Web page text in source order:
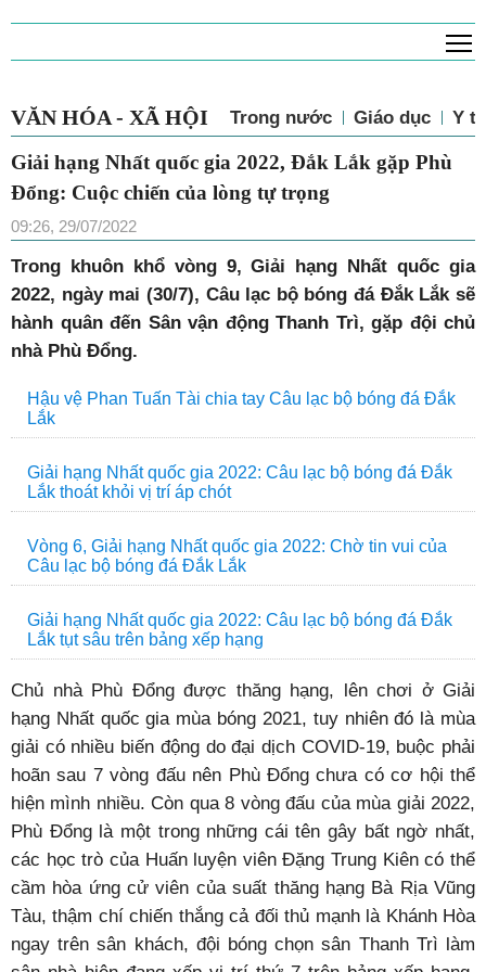
VĂN HÓA - XÃ HỘI Trong nước Giáo dục Y tế
Giải hạng Nhất quốc gia 2022, Đắk Lắk gặp Phù
Đổng: Cuộc chiến của lòng tự trọng
09:26, 29/07/2022
Trong khuôn khổ vòng 9, Giải hạng Nhất quốc gia
2022, ngày mai (30/7), Câu lạc bộ bóng đá Đắk Lắk sẽ
hành quân đến Sân vận động Thanh Trì, gặp đội chủ
nhà Phù Đổng.
Hậu vệ Phan Tuấn Tài chia tay Câu lạc bộ bóng đá Đắk
Lắk
Giải hạng Nhất quốc gia 2022: Câu lạc bộ bóng đá Đắk
Lắk thoát khỏi vị trí áp chót
Vòng 6, Giải hạng Nhất quốc gia 2022: Chờ tin vui của
Câu lạc bộ bóng đá Đắk Lắk
Giải hạng Nhất quốc gia 2022: Câu lạc bộ bóng đá Đắk
Lắk tụt sâu trên bảng xếp hạng
Chủ nhà Phù Đổng được thăng hạng, lên chơi ở Giải
hạng Nhất quốc gia mùa bóng 2021, tuy nhiên đó là mùa
giải có nhiều biến động do đại dịch COVID-19, buộc phải
hoãn sau 7 vòng đấu nên Phù Đổng chưa có cơ hội thể
hiện mình nhiều. Còn qua 8 vòng đấu của mùa giải 2022,
Phù Đổng là một trong những cái tên gây bất ngờ nhất,
các học trò của Huấn luyện viên Đặng Trung Kiên có thể
cầm hòa ứng cử viên của suất thăng hạng Bà Rịa Vũng
Tàu, thậm chí chiến thắng cả đối thủ mạnh là Khánh Hòa
ngay trên sân khách, đội bóng chọn sân Thanh Trì làm